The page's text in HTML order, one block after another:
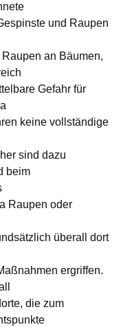
und Raupen
an Bäumen,
Gefahr für
keine vollständige
sind dazu
beim
Raupen oder
überall dort
ergriffen.
die zum